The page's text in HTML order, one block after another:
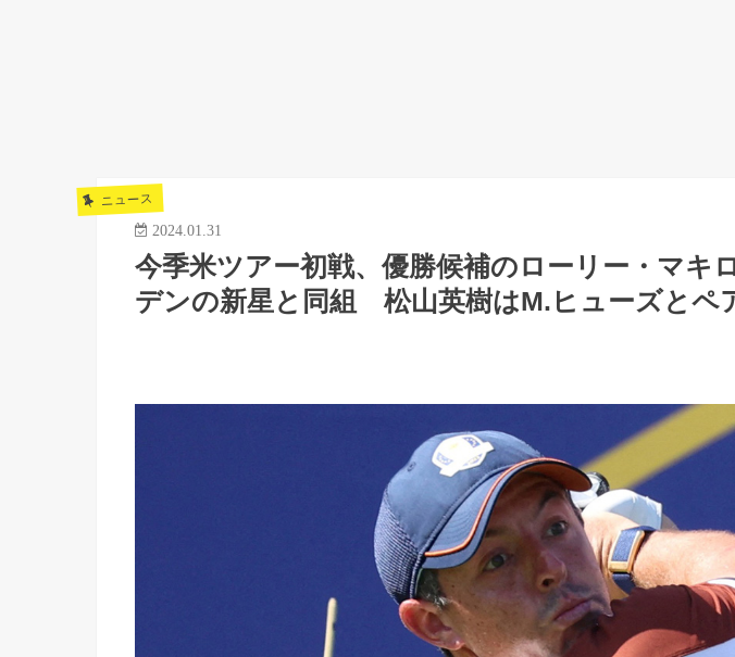
ニュース
2024.01.31
今季米ツアー初戦、優勝候補のローリー・マキ
デンの新星と同組 松山英樹はM.ヒューズとペ